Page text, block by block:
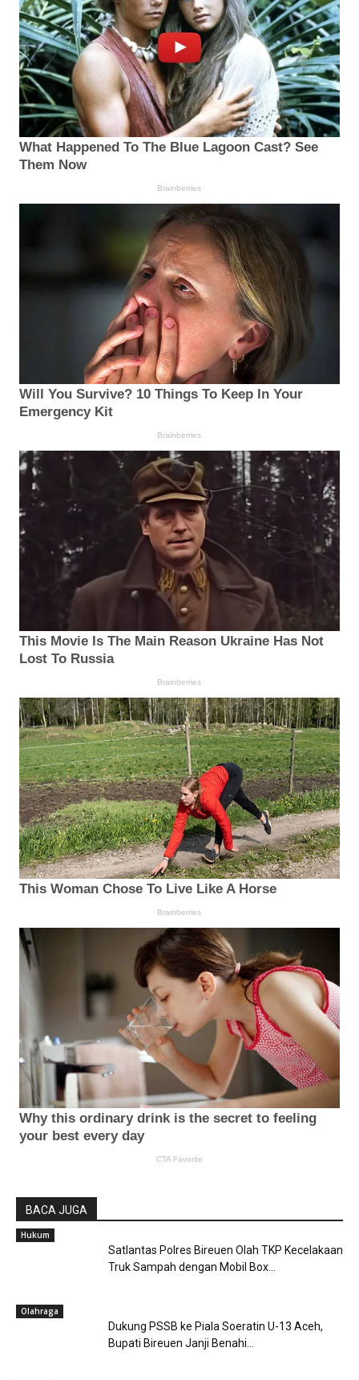
BACA JUGA
Hukum
Satlantas Polres Bireuen Olah TKP Kecelakaan
Truk Sampah dengan Mobil Box...
Olahraga
Dukung PSSB ke Piala Soeratin U-13 Aceh,
Bupati Bireuen Janji Benahi...